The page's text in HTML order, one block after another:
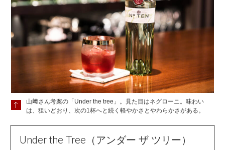
山﨑さん考案の「Under the tree」。見た目はネグローニ。味わい
は、狙いどおり、次の1杯へと続く軽やかさとやわらかさがある。
Under the Tree（アンダー ザ ツリー）